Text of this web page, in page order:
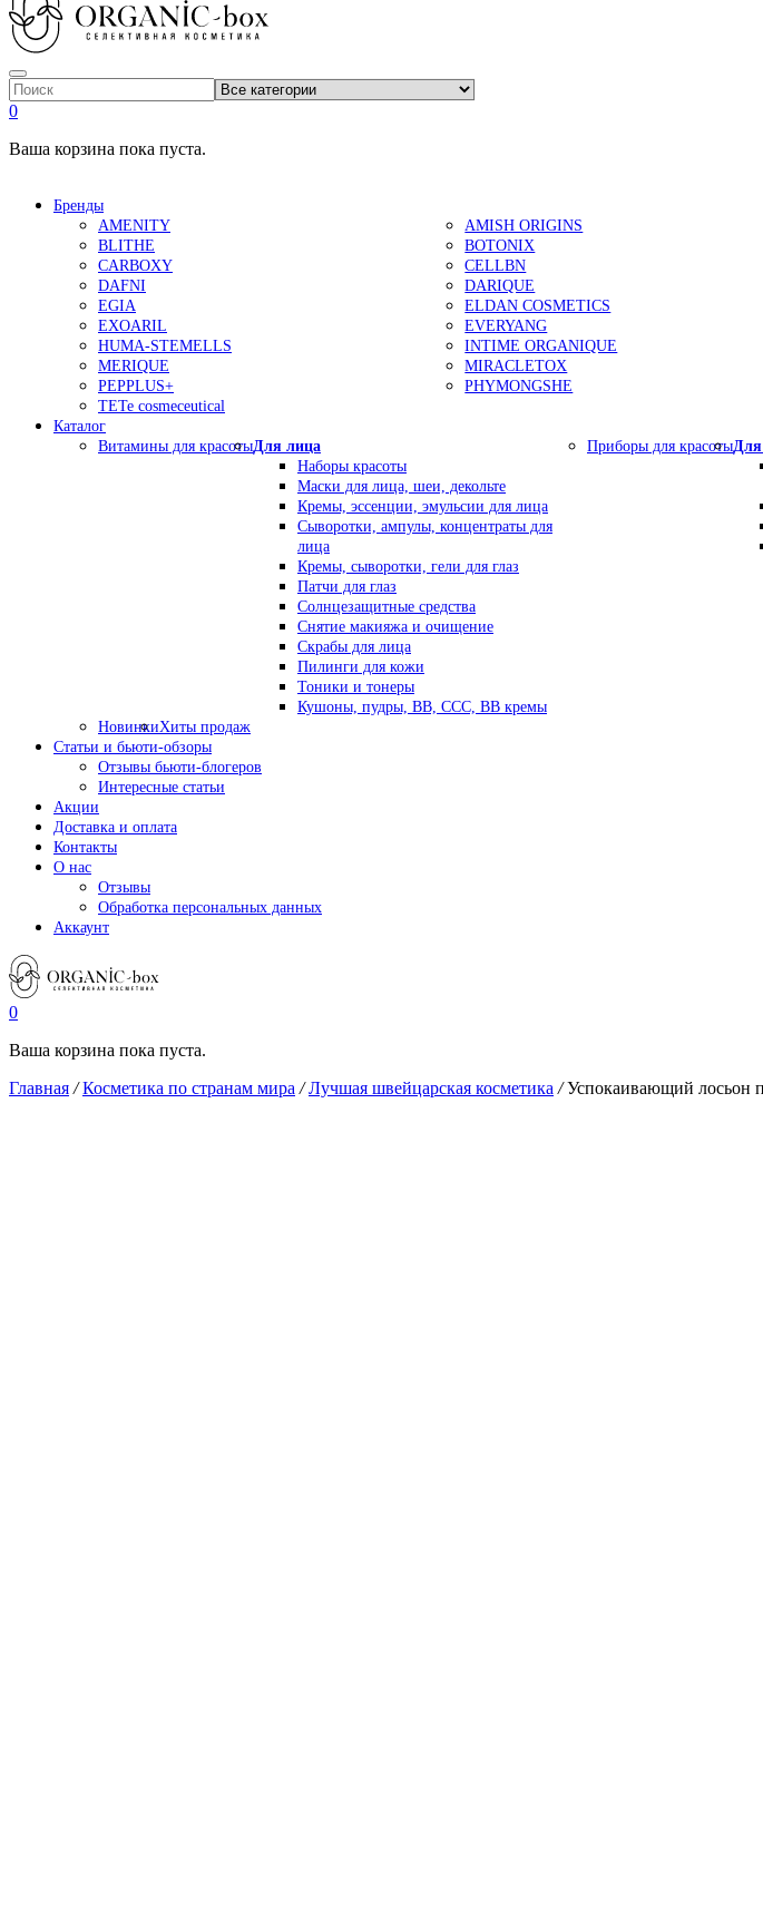
0
Ваша корзина пока пуста.
Бренды
AMENITY
AMISH ORIGINS
BLITHE
BOTONIX
CARBOXY
CELLBN
DAFNI
DARIQUE
EGIA
ELDAN COSMETICS
EXOARIL
EVERYANG
HUMA-STEMELLS
INTIME ORGANIQUE
MERIQUE
MIRACLETOX
PEPPLUS+
PHYMONGSHE
TETe cosmeceutical
Каталог
Витамины для красотыДля лица
Наборы красоты
Маски для лица, шеи, декольте
Кремы, эссенции, эмульсии для лица
Сыворотки, ампулы, концентраты для
лица
Кремы, сыворотки, гели для глаз
Патчи для глаз
Солнцезащитные средства
Снятие макияжа и очищение
Скрабы для лица
Пилинги для кожи
Тоники и тонеры
Кушоны, пудры, ВВ, ССС, ВВ кремы
Приборы для красотыДля
НовинкиХиты продаж
Статьи и бьюти-обзоры
Отзывы бьюти-блогеров
Интересные статьи
Акции
Доставка и оплата
Контакты
О нас
Отзывы
Обработка персональных данных
Аккаунт
0
Ваша корзина пока пуста.
Главная /Косметика по странам мира /Лучшая швейцарская косметика /Успокаивающий лосьон